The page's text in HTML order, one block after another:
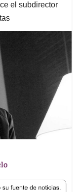
el subdirector